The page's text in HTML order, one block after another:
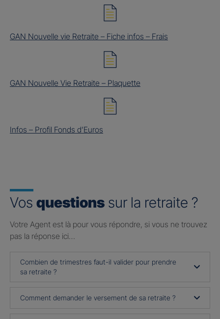
GAN Nouvelle vie Retraite – Fiche infos – Frais
GAN Nouvelle Vie Retraite – Plaquette
Infos – Profil Fonds d’Euros
Vos questions sur la retraite ?
Votre Agent est là pour vous répondre, si vous ne trouvez
pas la réponse ici…
Combien de trimestres faut-il valider pour prendre
sa retraite ?
Comment demander le versement de sa retraite ?